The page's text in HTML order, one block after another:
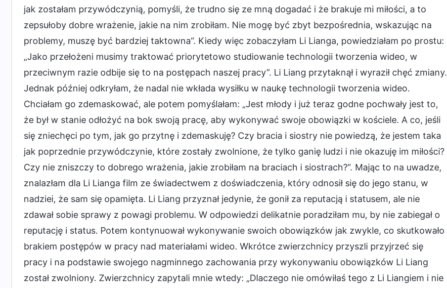
jak zostałam przywódczynią, pomyśli, że trudno się ze mną dogadać i że brakuje mi miłości, a to
zepsułoby dobre wrażenie, jakie na nim zrobiłam. Nie mogę być zbyt bezpośrednia, wskazując na
problemy, muszę być bardziej taktowna”. Kiedy więc zobaczyłam Li Lianga, powiedziałam po prostu:
„Jako przełożeni musimy traktować priorytetowo studiowanie technologii tworzenia wideo, w
przeciwnym razie odbije się to na postępach naszej pracy”. Li Liang przytaknął i wyraził chęć zmiany.
Jednak później odkryłam, że nadal nie wkłada wysiłku w naukę technologii tworzenia wideo.
Chciałam go zdemaskować, ale potem pomyślałam: „Jest młody i już teraz godne pochwały jest to,
że był w stanie odłożyć na bok swoją pracę, aby wykonywać swoje obowiązki w kościele. A co, jeśli
się zniechęci po tym, jak go przytnę i zdemaskuję? Czy bracia i siostry nie powiedzą, że jestem taka
jak poprzednie przywódczynie, które zostały zwolnione, że tylko ganię ludzi i nie okazuję im miłości?
Czy nie zniszczy to dobrego wrażenia, jakie zrobiłam na braciach i siostrach?”. Mając to na uwadze,
znalazłam dla Li Lianga film ze świadectwem z doświadczenia, który odnosił się do jego stanu, w
nadziei, że sam się opamięta. Li Liang przyznał jedynie, że gonił za reputacją i statusem, ale nie
zdawał sobie sprawy z powagi problemu. W odpowiedzi delikatnie poradziłam mu, by nie zabiegał o
reputację i status. Potem kontynuował wykonywanie swoich obowiązków jak zwykle, co skutkowało
brakiem postępów w pracy nad materiałami wideo. Wkrótce zwierzchnicy przyszli przyjrzeć się
pracy i na podstawie swojego nagminnego zachowania przy wykonywaniu obowiązków Li Liang
został zwolniony. Zwierzchnicy zapytali mnie wtedy: „Dlaczego nie omówiłaś tego z Li Liangiem i nie